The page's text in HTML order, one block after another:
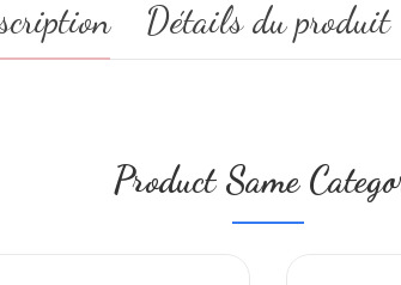
Détails du produit
Product Same